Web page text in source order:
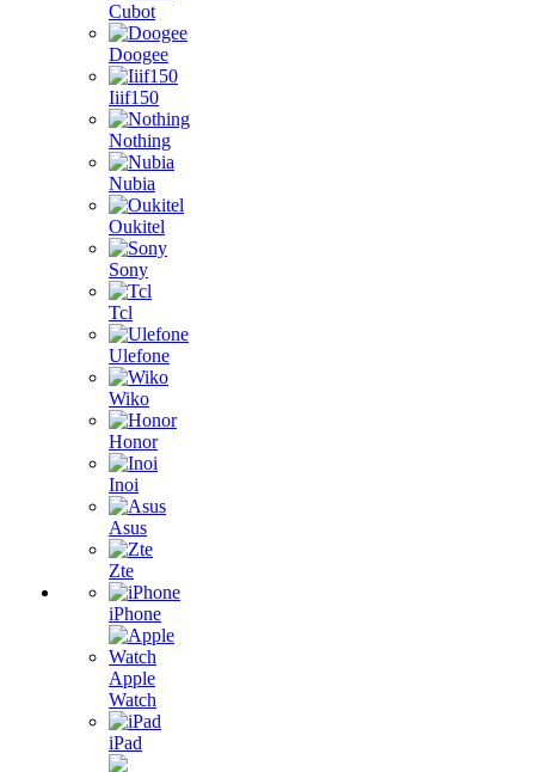
Cubot
Doogee
Iiif150
Nothing
Nubia
Oukitel
Sony
Tcl
Ulefone
Wiko
Honor
Inoi
Asus
Zte
iPhone
Apple
Watch
iPad